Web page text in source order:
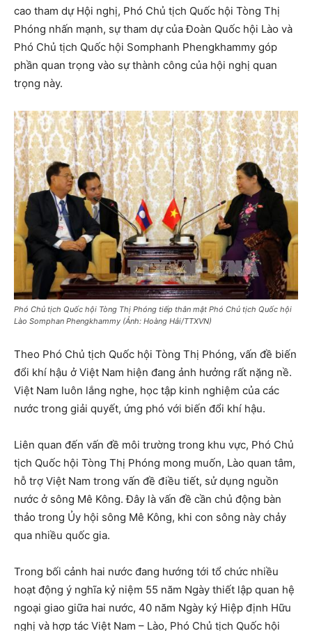
cao tham dự Hội nghị, Phó Chủ tịch Quốc hội Tòng Thị
Phóng nhấn mạnh, sự tham dự của Đoàn Quốc hội Lào và
Phó Chủ tịch Quốc hội Somphanh Phengkhammy góp
phần quan trọng vào sự thành công của hội nghị quan
trọng này.
Phó Chủ tịch Quốc hội Tòng Thị Phóng tiếp thân mật Phó Chủ tịch Quốc hội
Lào Somphan Phengkhammy (Ảnh: Hoàng Hải/TTXVN)
Theo Phó Chủ tịch Quốc hội Tòng Thị Phóng, vấn đề biến
đổi khí hậu ở Việt Nam hiện đang ảnh hưởng rất nặng nề.
Việt Nam luôn lắng nghe, học tập kinh nghiệm của các
nước trong giải quyết, ứng phó với biến đổi khí hậu.
Liên quan đến vấn đề môi trường trong khu vực, Phó Chủ
tịch Quốc hội Tòng Thị Phóng mong muốn, Lào quan tâm,
hỗ trợ Việt Nam trong vấn đề điều tiết, sử dụng nguồn
nước ở sông Mê Kông. Đây là vấn đề cần chủ động bàn
thảo trong Ủy hội sông Mê Kông, khi con sông này chảy
qua nhiều quốc gia.
Trong bối cảnh hai nước đang hướng tới tổ chức nhiều
hoạt động ý nghĩa kỷ niệm 55 năm Ngày thiết lập quan hệ
ngoại giao giữa hai nước, 40 năm Ngày ký Hiệp định Hữu
nghị và hợp tác Việt Nam – Lào, Phó Chủ tịch Quốc hội